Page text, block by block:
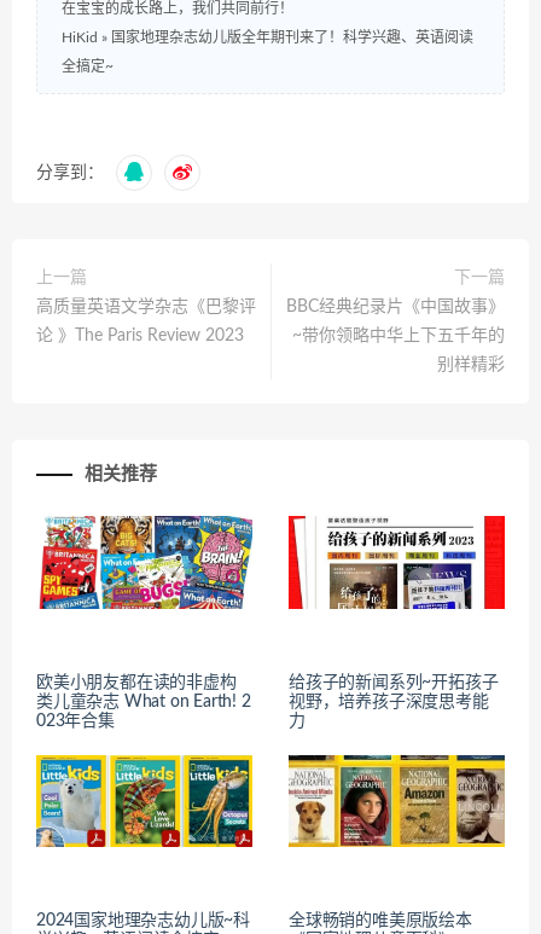
在宝宝的成长路上，我们共同前行！
HiKid » 国家地理杂志幼儿版全年期刊来了！科学兴趣、英语阅读
全搞定~
分享到：
上一篇
高质量英语文学杂志《巴黎评
论 》The Paris Review 2023
下一篇
​BBC经典纪录片《中国故事》
~带你领略中华上下五千年的
别样精彩
相关推荐
欧美小朋友都在读的非虚构
类儿童杂志 What on Earth! 2
023年合集
给孩子的新闻系列~开拓孩子
视野，培养孩子深度思考能
力
2024国家地理杂志幼儿版~科
全球畅销的唯美原版绘本